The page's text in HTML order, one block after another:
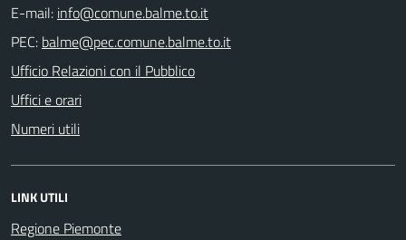
E-mail:
PEC:
Ufficio Relazioni con il Pubblico
Uffici e orari
Numeri utili
LINK UTILI
Regione Piemonte